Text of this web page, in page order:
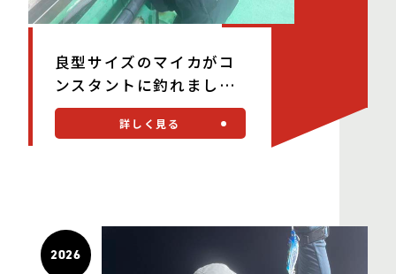
良型サイズのマイカがコ
ンスタントに釣れました
♪
詳しく見る
2026